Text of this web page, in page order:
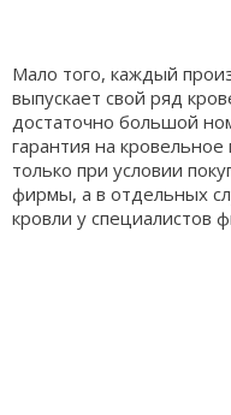
Мало того, каждый
выпускает свой ряд
достаточно большой
гарантия на
только при условии
фирмы, а в отдельных
кровли у специалистов